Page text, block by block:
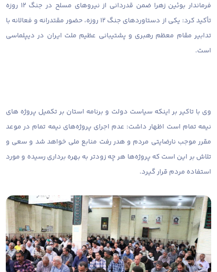
فرماندار بوئین زهرا ضمن قدردانی از نیروهای مسلح در جنگ ۱۲ روزه
تأکید کرد: یکی از دستاوردهای جنگ ۱۲ روزه، حضور مقتدرانه و فعالانه با
تدابیر مقام معظم رهبری و پشتیبانی عظیم ملت ایران در دیپلماسی
است.
وی با تاکیر بر اینکه سیاست دولت و برنامه استان بر تکمیل پروژه های
نیمه تمام است اظهار داشت: عدم اجرای پروژه‌های نیمه تمام در موعد
مقرر موجب نارضایتی مردم و هدر رفت منابع ملی خواهد شد و سعی و
تلاش بر این است که پروژه‌ها هر چه زودتر به بهره برداری رسیده و مورد
استفاده مردم قرار گیرد.